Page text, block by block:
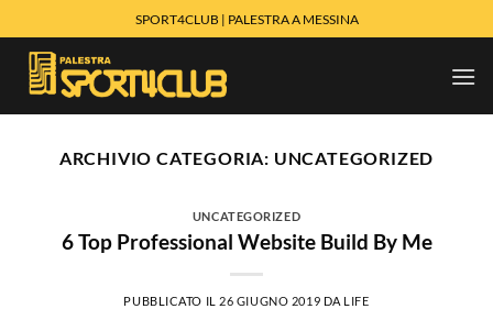
ai
contenuti
SPORT4CLUB | PALESTRA A MESSINA
ARCHIVIO CATEGORIA: UNCATEGORIZED
UNCATEGORIZED
6 Top Professional Website Build By Me
PUBBLICATO IL 26 GIUGNO 2019 DA LIFE